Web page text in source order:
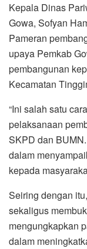
Kepala Dinas
Gowa, Sofyan
Pameran
upaya Pemkab
pembangunan
Kecamatan
“Ini salah satu
pelaksanaan
SKPD dan
dalam
kepada
Seiring dengan
sekaligus
mengungkapkan
dalam